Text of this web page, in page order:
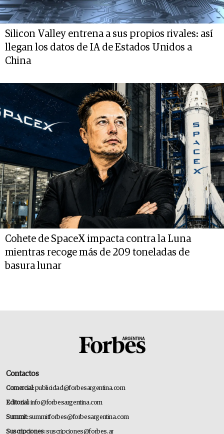
Silicon Valley entrena a sus propios rivales: así
llegan los datos de IA de Estados Unidos a
China
Cohete de SpaceX impacta contra la Luna
mientras recoge más de 209 toneladas de
basura lunar
Contactos
Comercial:publicidad@forbesargentina.com
Editorial:info@forbesargentina.com
Summit:summitforbes@forbesargentina.com
Suscripciones:suscripciones@forbes.ar